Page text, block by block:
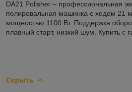
DA21 Polisher – профессиональная
полировальная машинка с ходом 21
мощностью 1100 Вт. Поддержка
плавный старт, низкий шум. Купить с
Скрыть